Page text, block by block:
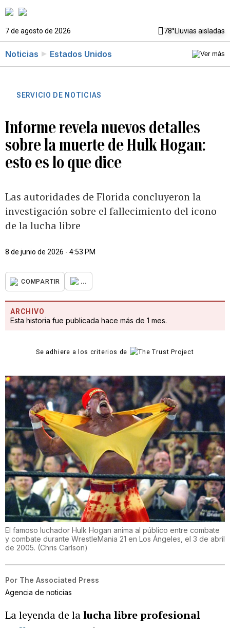
7 de agosto de 2026 78°Lluvias aisladas
Noticias Estados Unidos
SERVICIO DE NOTICIAS
Informe revela nuevos detalles
sobre la muerte de Hulk Hogan:
esto es lo que dice
Las autoridades de Florida concluyeron la
investigación sobre el fallecimiento del icono
de la lucha libre
8 de junio de 2026 - 4:53 PM
COMPARTIR ...
ARCHIVO
Esta historia fue publicada hace más de 1 mes.
Se adhiere a los criterios de
El famoso luchador Hulk Hogan anima al público entre combate
y combate durante WrestleMania 21 en Los Ángeles, el 3 de abril
de 2005. (Chris Carlson)
Por The Associated Press
Agencia de noticias
La leyenda de lalucha libre profesional